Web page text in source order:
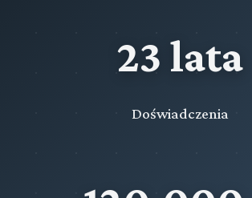
23 lata
Doświadczenia